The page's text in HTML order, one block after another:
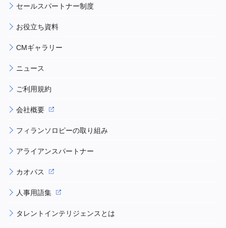
セールスパートナー制度
お役立ち資料
CMギャラリー
ニュース
ご利用規約
会社概要
フィランソロピーの取り組み
アライアンスパートナー
カオパス
人事用語集
タレントインテリジェンスとは